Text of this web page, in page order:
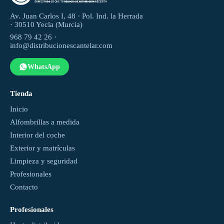
Av. Juan Carlos I, 48 · Pol. Ind. la Herrada
· 30510 Yecla (Murcia)
968 79 42 26 ·
info@distribucionescantelar.com
WhatsApp
Tienda
Inicio
Alfombrillas a medida
Interior del coche
Exterior y matrículas
Limpieza y seguridad
Profesionales
Contacto
Profesionales